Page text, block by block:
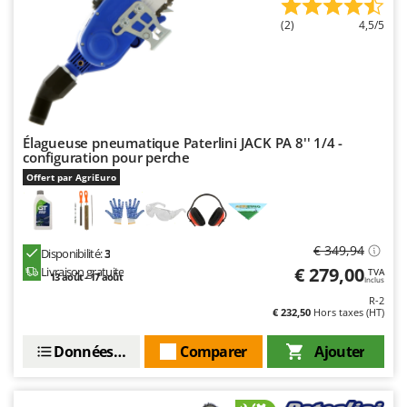
Master
Mastercook
Masterpro
McCulloch
MCH
Michelin
Mille
Minox
Mockmill
More than chef
MOSA
(2) 4,5/5
Élagueuse pneumatique Paterlini JACK PA 8'' 1/4 -
configuration pour perche
Offert par AgriEuro
Disponibilité:3
Livraison gratuite
13 août - 17 août
€ 349,94
€ 279,00 TVA
Inclus
R-2
€ 232,50 Hors taxes (HT)
Ajouter
Comparer
Données techniques